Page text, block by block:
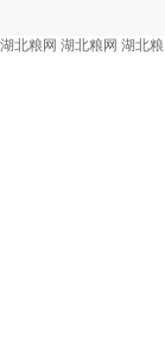
湖北粮网 湖北粮网 湖北